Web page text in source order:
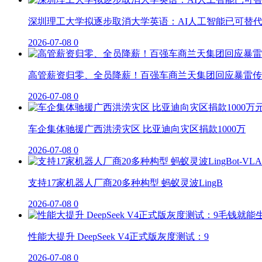
深圳理工大学拟逐步取消大学英语：AI人工智能已可替代
2026-07-08 0
高管薪资归零、全员降薪！百强车商兰天集团回应暴雷
2026-07-08 0
车企集体驰援广西洪涝灾区 比亚迪向灾区捐款1000万
2026-07-08 0
支持17家机器人厂商20多种构型 蚂蚁灵波LingB
2026-07-08 0
性能大提升 DeepSeek V4正式版灰度测试：9
2026-07-08 0